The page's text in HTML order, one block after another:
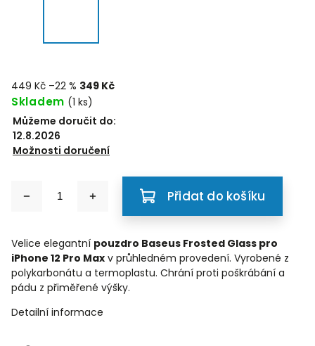
449 Kč –22 % 349 Kč
Skladem (1 ks)
Můžeme doručit do:
12.8.2026
Možnosti doručení
Přidat do košíku
Velice elegantní pouzdro Baseus Frosted Glass pro
iPhone 12 Pro Max v průhledném provedení. Vyrobené z
polykarbonátu a termoplastu. Chrání proti poškrábání a
pádu z přiměřené výšky.
Detailní informace